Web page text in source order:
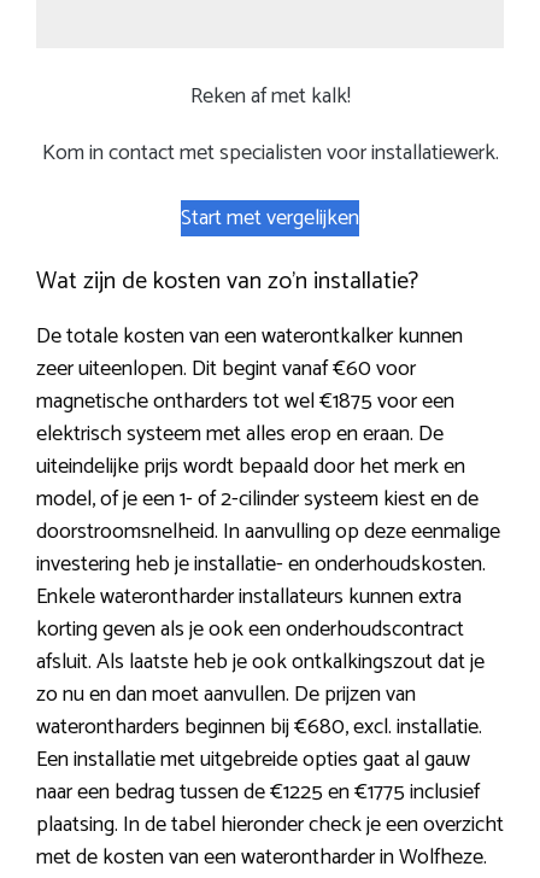
Reken af met kalk!
Kom in contact met specialisten voor installatiewerk.
Start met vergelijken
Wat zijn de kosten van zo’n installatie?
De totale kosten van een waterontkalker kunnen
zeer uiteenlopen. Dit begint vanaf €60 voor
magnetische ontharders tot wel €1875 voor een
elektrisch systeem met alles erop en eraan. De
uiteindelijke prijs wordt bepaald door het merk en
model, of je een 1- of 2-cilinder systeem kiest en de
doorstroomsnelheid. In aanvulling op deze eenmalige
investering heb je installatie- en onderhoudskosten.
Enkele waterontharder installateurs kunnen extra
korting geven als je ook een onderhoudscontract
afsluit. Als laatste heb je ook ontkalkingszout dat je
zo nu en dan moet aanvullen. De prijzen van
waterontharders beginnen bij €680, excl. installatie.
Een installatie met uitgebreide opties gaat al gauw
naar een bedrag tussen de €1225 en €1775 inclusief
plaatsing. In de tabel hieronder check je een overzicht
met de kosten van een waterontharder in Wolfheze.